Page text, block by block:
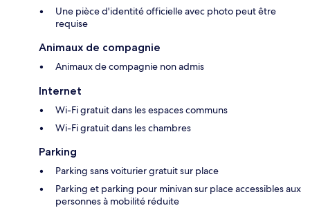
Une pièce d'identité officielle avec photo peut être
requise
Animaux de compagnie
Animaux de compagnie non admis
Internet
Wi-Fi gratuit dans les espaces communs
Wi-Fi gratuit dans les chambres
Parking
Parking sans voiturier gratuit sur place
Parking et parking pour minivan sur place accessibles aux
personnes à mobilité réduite